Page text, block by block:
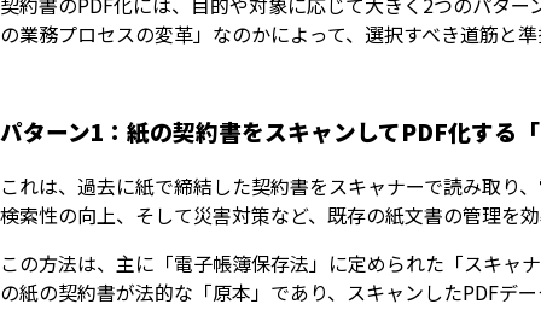
の業務プロセスの変革」なのかによって、選択すべき道筋と
パターン1：紙の契約書をスキャンしてPDF化する
これは、過去に紙で締結した契約書をスキャナーで読み取り
検索性の向上、そして災害対策など、既存の紙文書の管理を
この方法は、主に「電子帳簿保存法」に定められた「スキャ
の紙の契約書が法的な「原本」であり、スキャンしたPDFデ